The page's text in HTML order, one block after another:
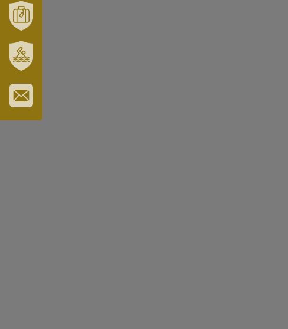
ÉS
TÉRSÉGÜNK
TURISZTIKA
ERZSÉBET
GYÓGYFÜRDŐ
IRATKOZZON